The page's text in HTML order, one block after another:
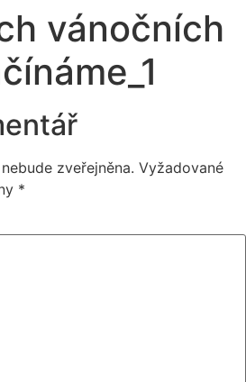
vánočních
zveřejněna. Vyžadované
*